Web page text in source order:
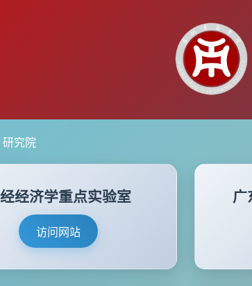
研究院
经济学重点实验室
访问网站
广